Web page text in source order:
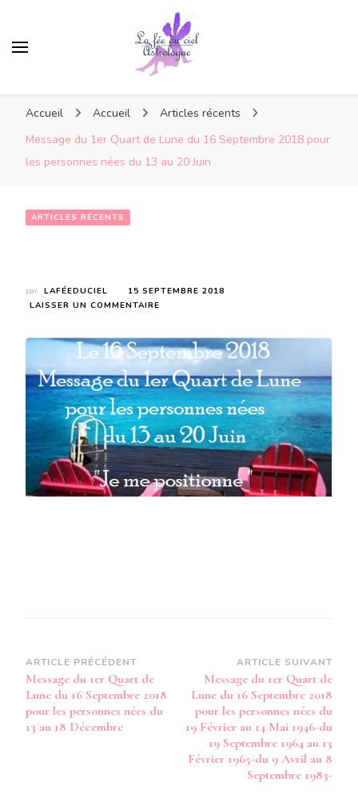
Accueil Accueil
Articles récents
Message du 1er Quart de Lune du 16 Septembre 2018 pour
les personnes nées du 13 au 20 Juin
ARTICLES RÉCENTS
par LAFÉEDUCIEL
15 SEPTEMBRE 2018
LAISSER UN COMMENTAIRE
1ER
QUART
DE
LUNE
DU
SEPTEMBRE
2018
POUR
LES
PERSONNES
Navigation
d’article
ARTICLE PRÉCÉDENT
Message du 1er Quart de
Lune du 16 Septembre 2018
pour les personnes nées du
13 au 18 Décembre
ARTICLE SUIVANT
Message du 1er Quart de
Lune du 16 Septembre 2018
pour les personnes nées du
19 Février au 14 Mai 1946-du
19 Septembre 1964 au 13
Février 1965-du 9 Avril au 8
Septembre 1983-